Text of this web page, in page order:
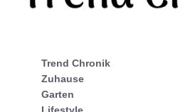
Trend Chronik
Zuhause
Garten
Lifestyle